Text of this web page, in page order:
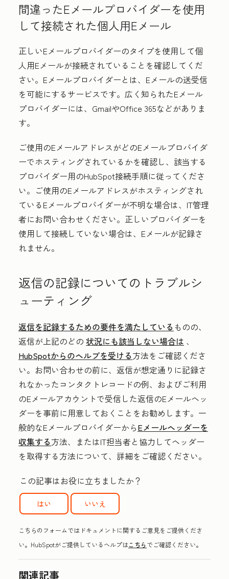
間違ったEメールプロバイダーを使用
して接続された個人用Eメール
正しいEメールプロバイダーのタイプを使用して個
人用Eメールが接続されていることを確認してくだ
さい。 Eメールプロバイダーとは、Eメールの送受信
を可能にするサービスです。広く知られたEメール
プロバイダーには、GmailやOffice 365などがありま
す。
ご使用のEメールアドレスがどのEメールプロバイダ
ーでホスティングされているかを確認し、該当する
プロバイダー用のHubSpot接続手順に従ってくださ
い。ご使用のEメールアドレスがホスティングされ
ているEメールプロバイダーが不明な場合は、IT管理
者にお問い合わせください。正しいプロバイダーを
使用して接続していない場合は、Eメールが記録さ
れません。
返信の記録についてのトラブルシ
ューティング
返信を記録するための要件を満たしている ものの、
返信が上記のどの 状況にも該当しない場合は 、
HubSpotからのヘルプを受ける方法をご確認くださ
い。お問い合わせの前に、返信が想定通りに記録さ
れなかったコンタクトレコードの例、およびご利用
のEメールアカウントで受信した返信のEメールヘッ
ダーを事前に用意しておくことをお勧めします。一
般的なEメールプロバイダーからEメールヘッダーを
収集する方法、またはIT担当者と協力してヘッダー
を取得する方法について、詳細をご確認ください。
この記事はお役に立ちましたか？
はい いいえ
こちらのフォームではドキュメントに関するご意見をご提供くださ
い。HubSpotがご提供しているヘルプはこちらでご確認ください。
関連記事